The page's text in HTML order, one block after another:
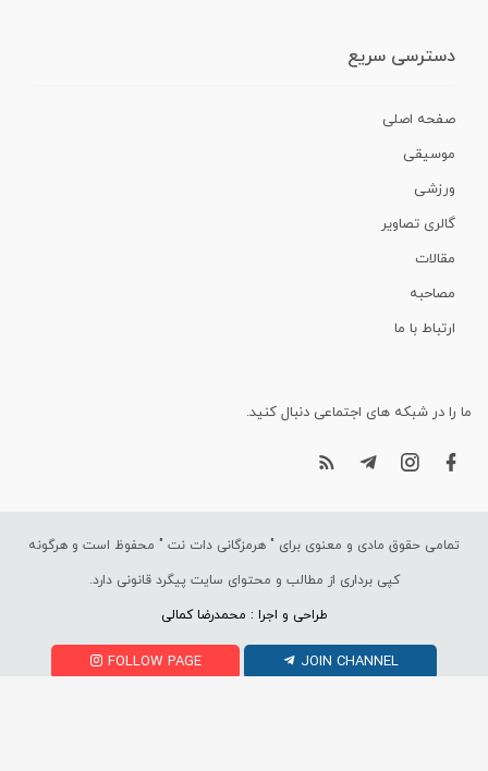
دسترسی سریع
صفحه اصلی
موسیقی
ورزشی
گالری تصاویر
مقالات
مصاحبه
ارتباط با ما
ما را در شبکه های اجتماعی دنبال کنید.
تمامی حقوق مادی و معنوی برای " هرمزگانی دات نت " محفوظ است و هرگونه
کپی برداری از مطالب و محتوای سایت پیگرد قانونی دارد.
طراحی و اجرا : محمدرضا کمالی
FOLLOW PAGE JOIN CHANNEL